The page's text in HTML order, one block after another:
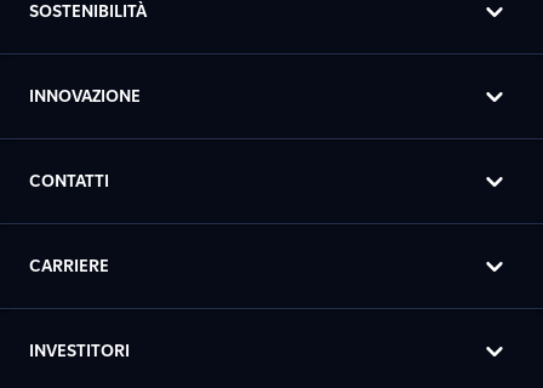
SOSTENIBILITÀ
INNOVAZIONE
CONTATTI
CARRIERE
INVESTITORI